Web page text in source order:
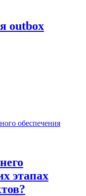
outbox
обеспечения
этапах